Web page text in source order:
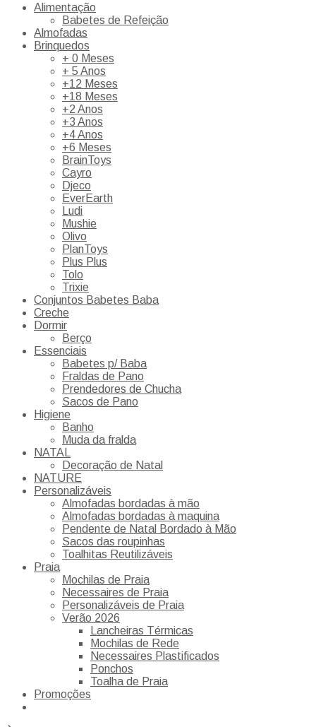
Alimentação
Babetes de Refeição
Almofadas
Brinquedos
+ 0 Meses
+ 5 Anos
+12 Meses
+18 Meses
+2 Anos
+3 Anos
+4 Anos
+6 Meses
BrainToys
Cayro
Djeco
EverEarth
Ludi
Mushie
Olivo
PlanToys
Plus Plus
Tolo
Trixie
Conjuntos Babetes Baba
Creche
Dormir
Berço
Essenciais
Babetes p/ Baba
Fraldas de Pano
Prendedores de Chucha
Sacos de Pano
Higiene
Banho
Muda da fralda
NATAL
Decoração de Natal
NATURE
Personalizáveis
Almofadas bordadas à mão
Almofadas bordadas à maquina
Pendente de Natal Bordado à Mão
Sacos das roupinhas
Toalhitas Reutilizáveis
Praia
Mochilas de Praia
Necessaires de Praia
Personalizáveis de Praia
Verão 2026
Lancheiras Térmicas
Mochilas de Rede
Necessaires Plastificados
Ponchos
Toalha de Praia
Promoções